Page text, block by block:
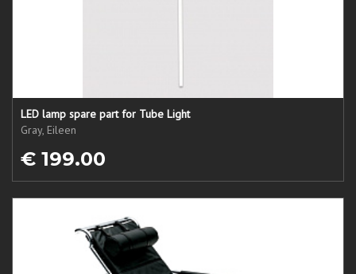
LED lamp spare part for Tube Light
Gray, Eileen
€ 199.00